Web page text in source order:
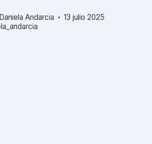
Daniela Andarcia 13 julio 2025